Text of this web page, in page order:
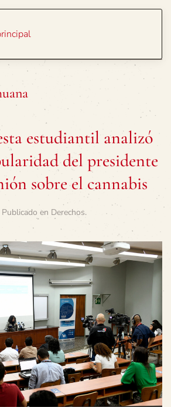
estudiantil analizó
del presidente
sobre el cannabis
Publicado en Derechos.